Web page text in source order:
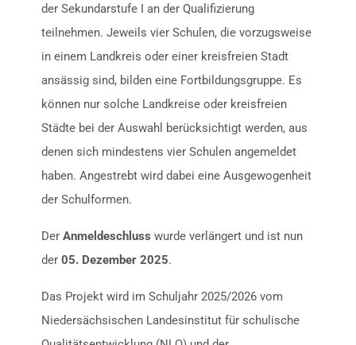
der Sekundarstufe I an der Qualifizierung
teilnehmen. Jeweils vier Schulen, die vorzugsweise
in einem Landkreis oder einer kreisfreien Stadt
ansässig sind, bilden eine Fortbildungsgruppe. Es
können nur solche Landkreise oder kreisfreien
Städte bei der Auswahl berücksichtigt werden, aus
denen sich mindestens vier Schulen angemeldet
haben. Angestrebt wird dabei eine Ausgewogenheit
der Schulformen.
DerAnmeldeschluss wurde verlängert und ist nun
der05. Dezember 2025.
Das Projekt wird im Schuljahr 2025/2026 vom
Niedersächsischen Landesinstitut für schulische